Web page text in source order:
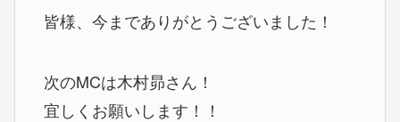
皆様、今までありがとうございました！
次のMCは木村昴さん！
宜しくお願いします！！